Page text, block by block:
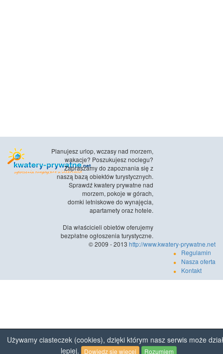
Planujesz urlop, wczasy nad morzem,
wakacje? Poszukujesz noclegu?
Zapraszamy do zapoznania się z
naszą bazą obiektów turystycznych.
Sprawdź kwatery prywatne nad
morzem, pokoje w górach,
domki letniskowe do wynajęcia,
apartamety oraz hotele.
Dla właścicieli obietów oferujemy
bezpłatne ogłoszenia turystyczne.
© 2009 - 2013 http://www.kwatery-prywatne.net
Regulamin
Nasza oferta
Kontakt
Używamy ciasteczek (cookies), dzięki którym nasz serwis może
lepiej.
Dowiedz się więcej Rozumiem